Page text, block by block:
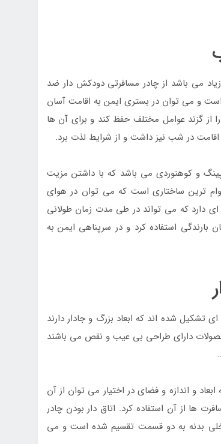
می باشد از چادر مسافرتی دودکش دار ضد
و می توان در بستری ایمن به اقامت آسان
گزند عوامل مختلف حفظ کند و برای آن ها
اقامت در شب نیز داشت و از شرایط لذت برد.
و کوهنوردی می باشد که با داشتن مزیت
ترین ساختاری است که می توان در هوای
دارد که می تواند در طی مدت زمان طولانی
استفاده کرد و در سرپناهی ایمن به
تشکیل شده اند که ابعاد بزرگ و جادار دارند
دارای طراحی بی عیب و نقص می باشند
و اندازه و فضای در اختیار می توان از آن
ها از آن استفاده کرد. اتاق دار بودن چادر
بدنه به دو قسمت تقسیم شده است و می